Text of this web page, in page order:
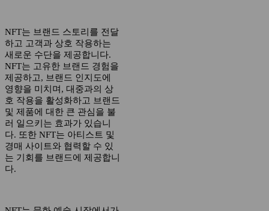
NFT는 브랜드 스토리를 전달
하고 고객과 상호 작용하는
새로운 수단을 제공합니다.
NFT는 고유한 브랜드 경험을
제공하고, 브랜드 인지도에
영향을 미치며, 대중과의 상
호 작용을 활성화하고 브랜드
및 제품에 대한 큰 관심을 불
러 일으키는 효과가 있습니
다. 또한 NFT는 아티스트 및
경매 사이트와 협력할 수 있
는 기회를 브랜드에 제공합니
다.